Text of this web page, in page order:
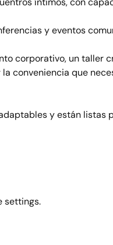
y eventos
corporativo, un taller
conveniencia que
y están listas
settings.